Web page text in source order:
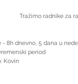
Tražimo radnike za
- 8h dnevno, 5 dana u
period
Kovin